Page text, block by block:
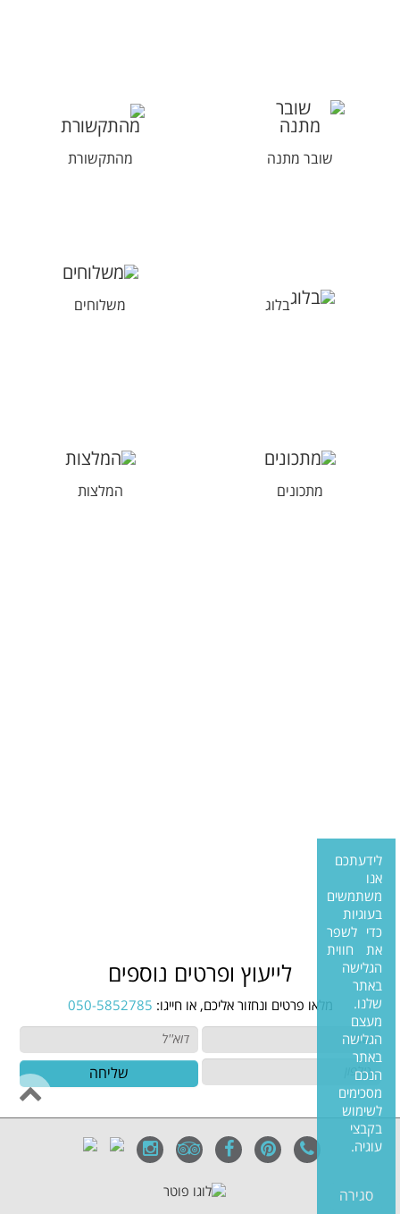
שובר מתנה מהתקשורת
בלוג משלוחים
מתכונים המלצות
לייעוץ ופרטים נוספים
מלאו פרטים ונחזור אליכם, או חייגו: 050-5852785
שליחה
לידעתכם
אנו
משתמשים
בעוגיות
כדי לשפר
את חווית
הגלישה
באתר
שלנו.
מעצם
הגלישה
באתר
הנכם
מסכימים
לשימוש
בקבצי
עוגיה.
סגירה